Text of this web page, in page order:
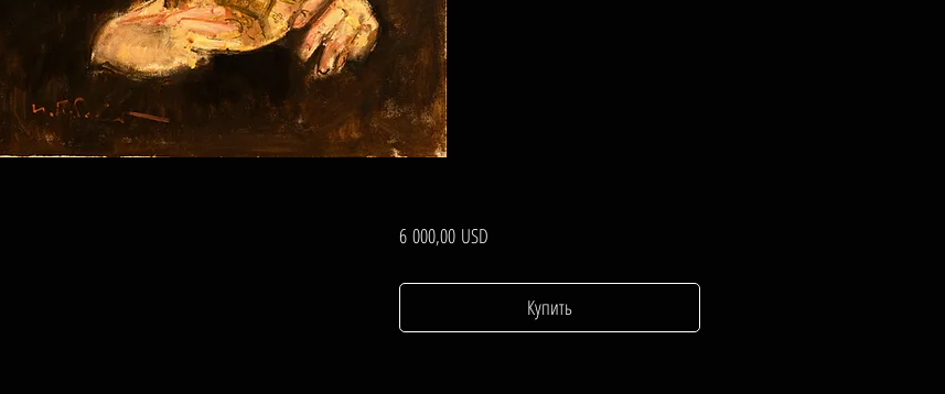
6 000,00 USDЦена
Купить